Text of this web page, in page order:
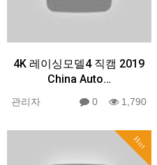
4K 레이싱모델4 직캠 2019
China Auto…
관리자 0 1,790
Hot